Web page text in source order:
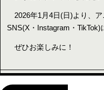
2026年1月4日(日)より、ア
SNS(X・Instagram・TikTok)
ぜひお楽しみに！